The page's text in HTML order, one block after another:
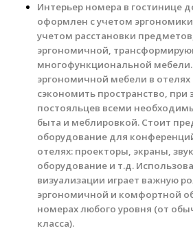
Интерьер номера в гостинице
оформлен с учетом
учетом расстановки
эргономичной,
многофункциональной
эргономичной мебели в отелях
сэкономить пространство, при
постояльцев всеми
быта и меблировкой. Стоит
оборудование для
отелях: проекторы, экраны,
оборудование и т.д.
визуализации играет важную
эргономичной и комфортной
номерах любого уровня (от
класса).